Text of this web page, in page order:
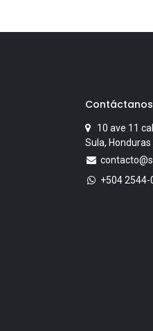
Contáctanos
10 ave 11
Sula, Honduras
+504 2544-